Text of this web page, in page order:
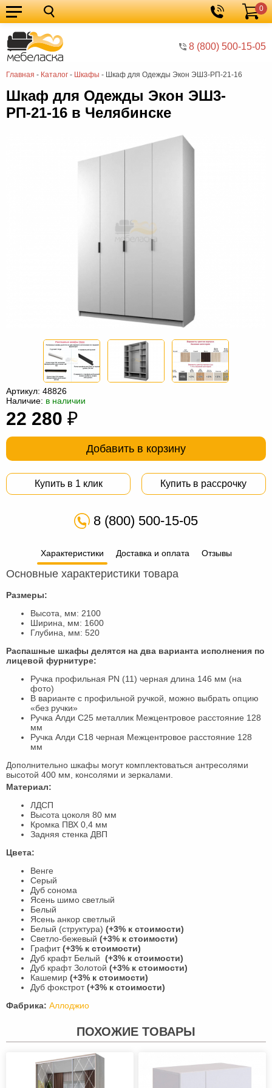
8 (800) 500-15-05
Корзина
0
Главная - Каталог - Шкафы - Шкаф для Одежды Экон ЭШ3-РП-21-16
Кухонные
гарнитуры
Мебель
для
кухни
Мебель
для
спальни
Кровати
Шкафы
Диваны
компьютер
трансформер
мешки
Мебель
из
Садовая
Шкаф для Одежды Экон ЭШ3-
РП-21-16 в Челябинске
Артикул: 48826
Наличие: в наличии
22 280 ₽
Добавить в корзину
Купить в 1 клик Купить в рассрочку
8 (800) 500-15-05
Характеристики Доставка и оплата Отзывы
Основные характеристики товара
Размеры:
Высота, мм: 2100
Ширина, мм: 1600
Глубина, мм: 520
Распашные шкафы делятся на два варианта исполнения по
лицевой фурнитуре:
Ручка профильная PN (11) черная длина 146 мм (на
фото)
В варианте с профильной ручкой, можно выбрать опцию
«без ручки»
Ручка Алди С25 металлик Межцентровое расстояние 128
мм
Ручка Алди С18 черная Межцентровое расстояние 128
мм
Дополнительно шкафы могут комплектоваться антресолями
высотой 400 мм, консолями и зеркалами.
Материал:
ЛДСП
Высота цоколя 80 мм
Кромка ПВХ 0,4 мм
Задняя стенка ДВП
Цвета:
Венге
Серый
Дуб сонома
Ясень шимо светлый
Белый
Ясень анкор светлый
Белый (структура) (+3% к стоимости)
Светло-бежевый (+3% к стоимости)
Графит(+3% к стоимости)
Дуб крафт Белый (+3% к стоимости)
Дуб крафт Золотой (+3% к стоимости)
Кашемир (+3% к стоимости)
Дуб фокстрот(+3% к стоимости)
Фабрика: Аллоджио
ПОХОЖИЕ ТОВАРЫ